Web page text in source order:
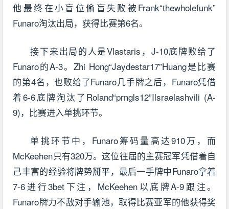
他最终在小盲位偷盲失败被Frank“thewholefunk”
Funaro淘汰出局，获得比赛第6名。
接下来出局的人是Vlastaris，J-10底牌败给了
Funaro的A-3。Zhi Hong“Jaydestar17”Huang是比赛
的第4名，也败给了Funaro几手牌之后，Funaro凭借
着6-6底牌淘汰了Roland“prngls12”Ilsraelashvili (A-
9)，比赛进入单挑环节。
单挑环节中，Funaro筹码量高达910万，而
McKeehen只有320万。这位往届的主赛冠军凭借着自
己丰富的经验将牌势掰平，最后一手牌中Funaro拿着
7-6进行3bet下注，McKeehen以底牌A-9跟注。
Funaro牌力不敌对手输池，取得比赛亚军的他获得奖